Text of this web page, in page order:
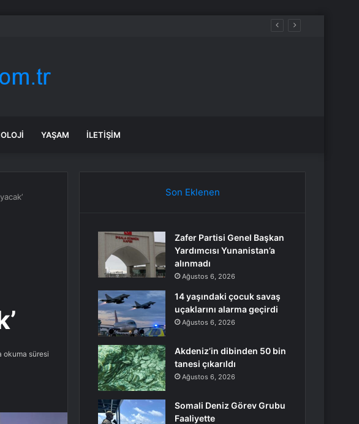
YAŞAM İLETIŞIM
okuma süresi
Son Eklenen
Zafer Partisi Genel Başkan
Yardımcısı Yunanistan’a
alınmadı
Ağustos 6, 2026
14 yaşındaki çocuk savaş
uçaklarını alarma geçirdi
Ağustos 6, 2026
Akdeniz’in dibinden 50 bin
tanesi çıkarıldı
Ağustos 6, 2026
Somali Deniz Görev Grubu
Faaliyette